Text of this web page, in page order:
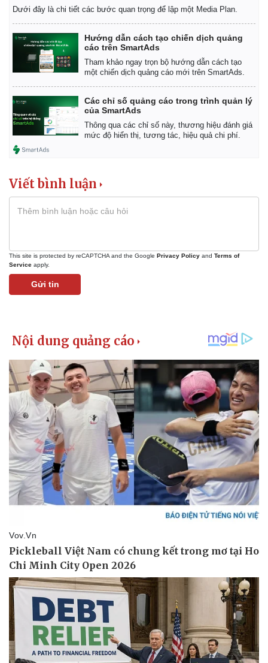
Kinh tế
Bất động sản
Khởi nghiệp
Tiêu dùng
Chứng khoán
Giá cà phê
Dưới đây là chi tiết các bước quan trọng để lập một Media Plan.
Hướng dẫn cách tạo chiến dịch quảng
cáo trên SmartAds
Tham khảo ngay trọn bộ hướng dẫn cách tạo
một chiến dịch quảng cáo mới trên SmartAds.
Các chỉ số quảng cáo trong trình quản lý
của SmartAds
Thông qua các chỉ số này, thương hiệu đánh giá
mức độ hiển thị, tương tác, hiệu quả chi phí.
Viết bình luận
This site is protected by reCAPTCHA and the Google Privacy Policy and Terms of
Service apply.
Gửi tin